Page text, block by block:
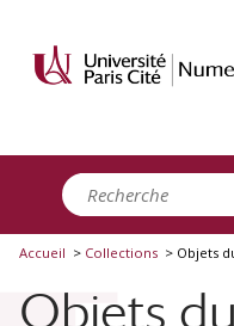
Accueil > Collections > Objets
Objets
Image(1)
Créateurs
Charrière(9)
White S. S.(7)
Blanc(4)